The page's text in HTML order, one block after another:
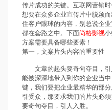
传片成功的关键。互联网营销
想要在众多企业宣传片中脱颖
住客户眼球的内容，别总说企
都在套路之中。下面尚格影视
方案需要具备哪些要素！
第一，文案片头内容的重要性
文章的起头要奇句夺目，
能被深深地带入到你的企业当
键，我们要把企业最精华的部
引受众，那要求我们的片头必
要奇句夺目，引人入胜。